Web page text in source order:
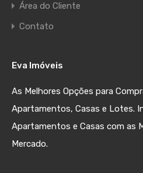
Área do Cliente
Contato
Eva Imóveis
As Melhores Opções para
Apartamentos, Casas e Lotes.
Apartamentos e Casas com as
Mercado.